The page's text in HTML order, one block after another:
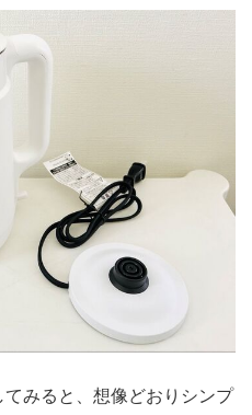
みると、想像どおりシンプ